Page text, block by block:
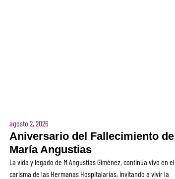
agosto 2, 2026
Aniversario del Fallecimiento de
María Angustias
La vida y legado de M Angustias Giménez, continúa vivo en el
carisma de las Hermanas Hospitalarias, invitando a vivir la